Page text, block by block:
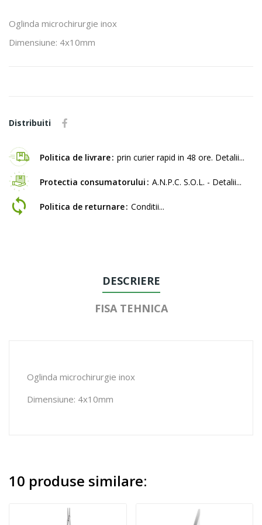
Oglinda microchirurgie inox
Dimensiune: 4x10mm
Distribuiti
Politica de livrare prin curier rapid in 48 ore. Detalii...
Protectia consumatorului A.N.P.C. S.O.L. - Detalii...
Politica de returnare Conditii...
DESCRIERE
FISA TEHNICA
Oglinda microchirurgie inox
Dimensiune: 4x10mm
10 produse similare: